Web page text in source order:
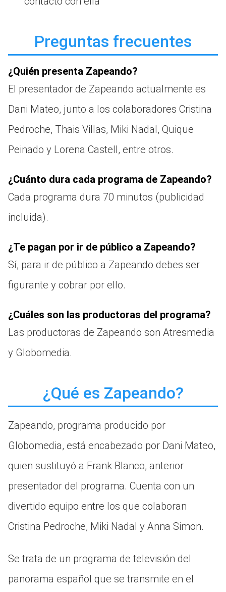
Preguntas frecuentes
¿Quién presenta Zapeando?
El presentador de Zapeando actualmente es
Dani Mateo, junto a los colaboradores Cristina
Pedroche, Thais Villas, Miki Nadal, Quique
Peinado y Lorena Castell, entre otros.
¿Cuánto dura cada programa de Zapeando?
Cada programa dura 70 minutos (publicidad
incluida).
¿Te pagan por ir de público a Zapeando?
Sí, para ir de público a Zapeando debes ser
figurante y cobrar por ello.
¿Cuáles son las productoras del programa?
Las productoras de Zapeando son Atresmedia
y Globomedia.
¿Qué es Zapeando?
Zapeando, programa producido por
Globomedia, está encabezado por Dani Mateo,
quien sustituyó a Frank Blanco, anterior
presentador del programa. Cuenta con un
divertido equipo entre los que colaboran
Cristina Pedroche, Miki Nadal y Anna Simon.
Se trata de un programa de televisión del
panorama español que se transmite en el